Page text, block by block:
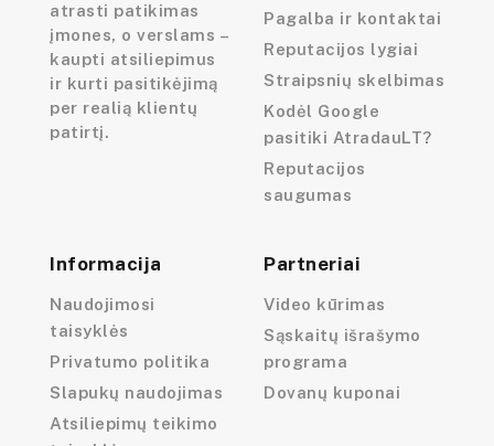
atrasti patikimas
įmones, o verslams –
kaupti atsiliepimus
ir kurti pasitikėjimą
per realią klientų
patirtį.
Pagalba ir kontaktai
Reputacijos lygiai
Straipsnių skelbimas
Kodėl Google
pasitiki AtradauLT?
Reputacijos
saugumas
Informacija
Naudojimosi
taisyklės
Privatumo politika
Slapukų naudojimas
Atsiliepimų teikimo
Partneriai
Video kūrimas
Sąskaitų išrašymo
programa
Dovanų kuponai